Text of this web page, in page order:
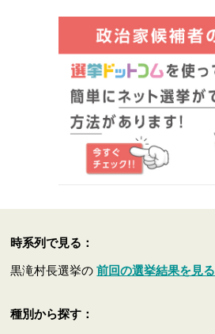
時系列で見る：
黒滝村長選挙の前回の選挙結果を見る
種別から探す：